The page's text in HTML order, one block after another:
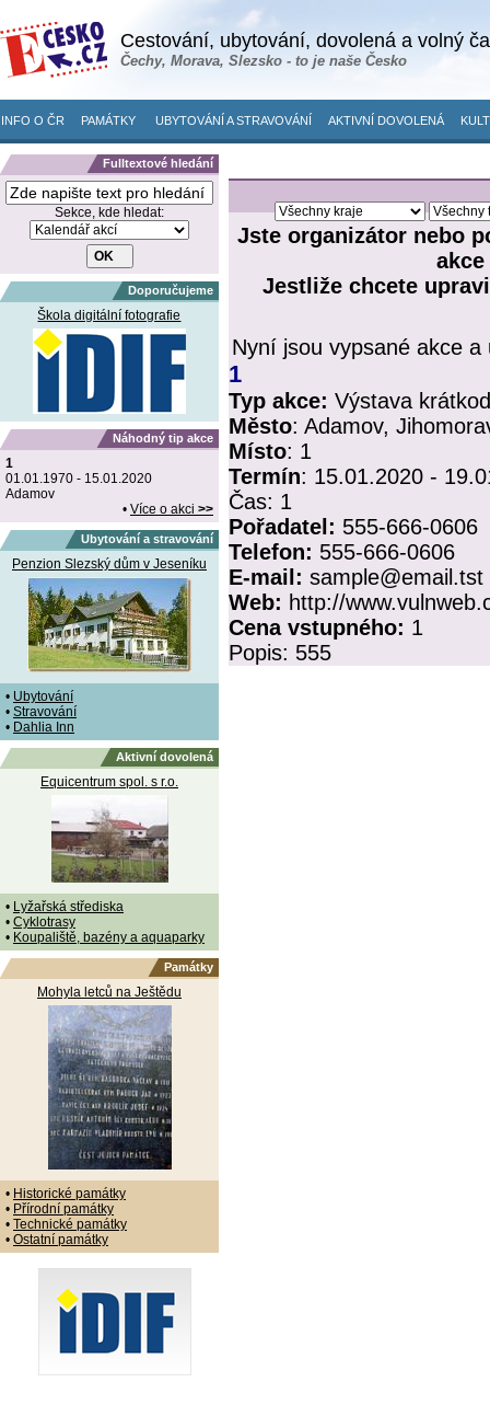
Cestování, ubytování, dovolená a volný
Čechy, Morava, Slezsko - to je naše Česko
INFO O ČR PAMÁTKY UBYTOVÁNÍ A STRAVOVÁNÍ AKTIVNÍ DOVOLENÁ
Fulltextové hledání
Sekce, kde hledat:
Doporučujeme
Škola digitální fotografie
Náhodný tip akce
1
01.01.1970 - 15.01.2020
Adamov
• Více o akci >>
Ubytování a stravování
Penzion Slezský dům v Jeseníku
• Ubytování
• Stravování
• Dahlia Inn
Aktivní dovolená
Equicentrum spol. s r.o.
• Lyžařská střediska
• Cyklotrasy
• Koupaliště, bazény a aquaparky
Památky
Mohyla letců na Ještědu
• Historické památky
• Přírodní památky
• Technické památky
• Ostatní památky
Jste organizátor nebo
Jestliže chcete
Nyní jsou vypsané akce
1
Typ akce: Výstava
Město: Adamov,
Místo: 1
Termín: 15.01.2020 -
Čas: 1
Pořadatel: 555-666-0606
Telefon: 555-666-0606
E-mail: sample@email.tst
Web: http://
Cena vstupného: 1
Popis: 555